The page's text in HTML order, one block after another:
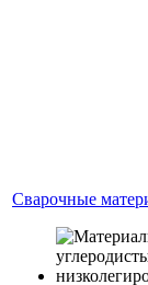
Сварочные